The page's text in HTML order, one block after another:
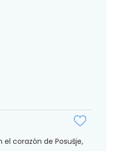
el corazón de Posušje,